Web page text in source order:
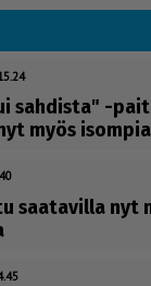
sahdista" -
myös
saatavilla nyt